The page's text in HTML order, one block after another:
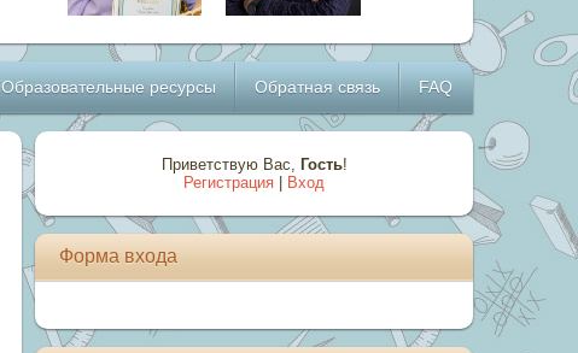
Образовательные ресурсы Обратная связь FAQ
Приветствую Вас, Гость!
Регистрация
Вход
Форма входа